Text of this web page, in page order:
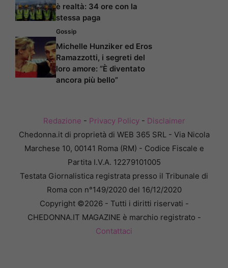
è realtà: 34 ore con la
stessa paga
Gossip
Michelle Hunziker ed Eros
Ramazzotti, i segreti del
loro amore: “È diventato
ancora più bello”
Redazione - Privacy Policy- Disclaimer
Chedonna.it di proprietà di WEB 365 SRL - Via Nicola
Marchese 10, 00141 Roma (RM) - Codice Fiscale e
Partita I.V.A. 12279101005
Testata Giornalistica registrata presso il Tribunale di
Roma con n°149/2020 del 16/12/2020
Copyright ©2026 - Tutti i diritti riservati -
CHEDONNA.IT MAGAZINE è marchio registrato -
Contattaci